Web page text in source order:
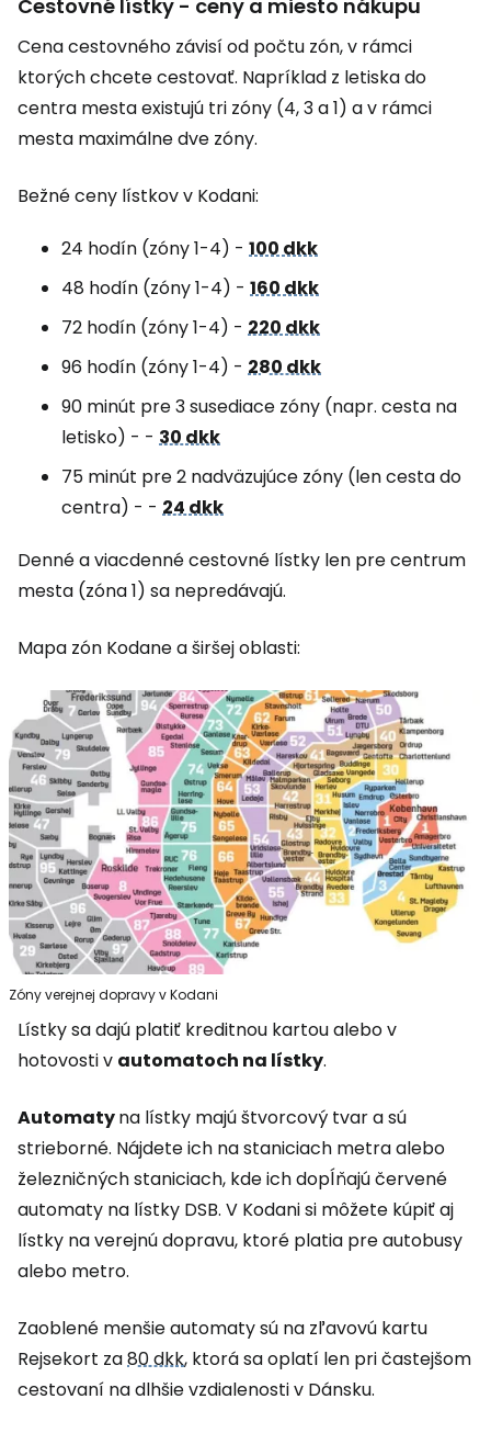
Cestovné lístky - ceny a miesto nákupu
Cena cestovného závisí od počtu zón, v rámci
ktorých chcete cestovať. Napríklad z letiska do
centra mesta existujú tri zóny (4, 3 a 1) a v rámci
mesta maximálne dve zóny.
Bežné ceny lístkov v Kodani:
24 hodín (zóny 1-4) - 100 dkk
48 hodín (zóny 1-4) - 160 dkk
72 hodín (zóny 1-4) - 220 dkk
96 hodín (zóny 1-4) - 280 dkk
90 minút pre 3 susediace zóny (napr. cesta na
letisko) - - 30 dkk
75 minút pre 2 nadväzujúce zóny (len cesta do
centra) - - 24 dkk
Denné a viacdenné cestovné lístky len pre centrum
mesta (zóna 1) sa nepredávajú.
Mapa zón Kodane a širšej oblasti:
Zóny verejnej dopravy v Kodani
Lístky sa dajú platiť kreditnou kartou alebo v
hotovosti v automatoch na lístky.
Automatyna lístky majú štvorcový tvar a sú
strieborné. Nájdete ich na staniciach metra alebo
železničných staniciach, kde ich dopĺňajú červené
automaty na lístky DSB. V Kodani si môžete kúpiť aj
lístky na verejnú dopravu, ktoré platia pre autobusy
alebo metro.
Zaoblené menšie automaty sú na zľavovú kartu
Rejsekort za80 dkk, ktorá sa oplatí len pri častejšom
cestovaní na dlhšie vzdialenosti v Dánsku.